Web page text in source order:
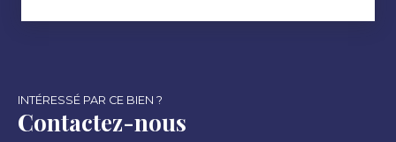
INTÉRESSÉ PAR CE BIEN ?
Contactez-nous